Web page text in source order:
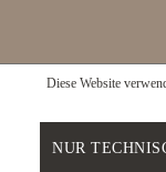
Diese Website
NUR